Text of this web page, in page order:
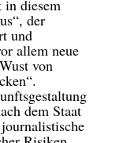
diesem
der
und
allem neue
von
dem Staat